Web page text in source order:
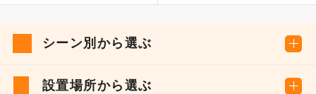
シーン別から選ぶ
設置場所から選ぶ